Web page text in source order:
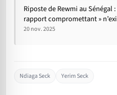
Riposte de Rewmi au Sénégal
rapport compromettant »
20 nov. 2025
Ndiaga Seck Yerim Seck